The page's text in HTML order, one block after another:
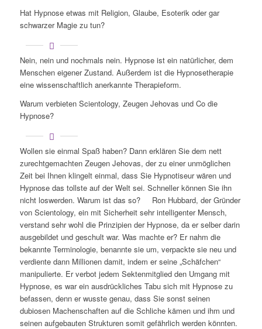
Hat Hypnose etwas mit Religion, Glaube, Esoterik oder gar
schwarzer Magie zu tun?
Nein, nein und nochmals nein. Hypnose ist ein natürlicher, dem
Menschen eigener Zustand. Außerdem ist die Hypnosetherapie
eine wissenschaftlich anerkannte Therapieform.
Warum verbieten Scientology, Zeugen Jehovas und Co die
Hypnose?
Wollen sie einmal Spaß haben? Dann erklären Sie dem nett
zurechtgemachten Zeugen Jehovas, der zu einer unmöglichen
Zeit bei Ihnen klingelt einmal, dass Sie Hypnotiseur wären und
Hypnose das tollste auf der Welt sei. Schneller können Sie ihn
nicht loswerden. Warum ist das so? Ron Hubbard, der Gründer
von Scientology, ein mit Sicherheit sehr intelligenter Mensch,
verstand sehr wohl die Prinzipien der Hypnose, da er selber darin
ausgebildet und geschult war. Was machte er? Er nahm die
bekannte Terminologie, benannte sie um, verpackte sie neu und
verdiente dann Millionen damit, indem er seine „Schäfchen“
manipulierte. Er verbot jedem Sektenmitglied den Umgang mit
Hypnose, es war ein ausdrückliches Tabu sich mit Hypnose zu
befassen, denn er wusste genau, dass Sie sonst seinen
dubiosen Machenschaften auf die Schliche kämen und ihm und
seinen aufgebauten Strukturen somit gefährlich werden könnten.